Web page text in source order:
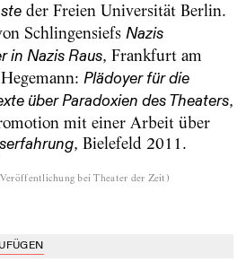
der Freien Universität Berlin.
Schlingensiefs Nazis
in Nazis Raus, Frankfurt am
Plädoyer für die
über Paradoxien des Theaters,
mit einer Arbeit über
, Bielefeld 2011.
bei Theater der Zeit )